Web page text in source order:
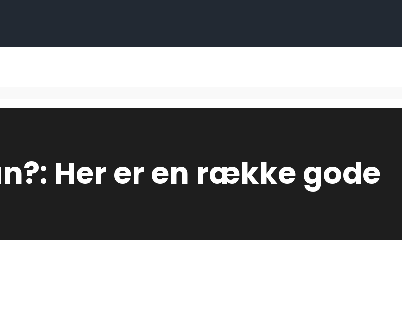
Her er en række gode